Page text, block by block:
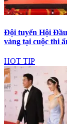
Đội tuyển Hội
vàng tại cuộc thi
HOT TIP